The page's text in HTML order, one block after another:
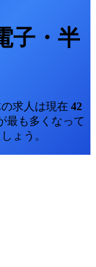
子・半
の求人は現在 42
最も多くなって
ょう。